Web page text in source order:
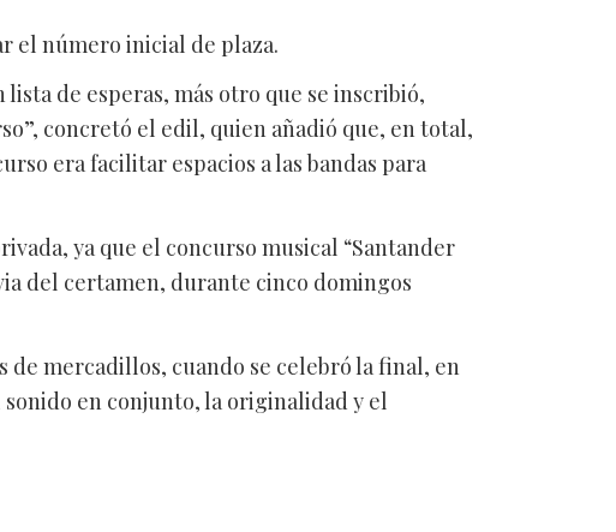
el número inicial de plaza.
de esperas, más otro que se inscribió,
concretó el edil, quien añadió que, en total,
era facilitar espacios a las bandas para
ya que el concurso musical “Santander
del certamen, durante cinco domingos
de mercadillos, cuando se celebró la final, en
en conjunto, la originalidad y el